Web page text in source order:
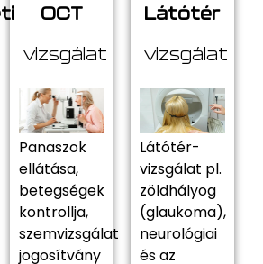
OCT
vizsgálat
Panaszok
ellátása,
betegségek
kontrollja,
szemvizsgálat
jogosítvány
Látótér
vizsgálat
Látótér-
vizsgálat pl.
zöldhályog
(glaukoma),
neurológiai
és az